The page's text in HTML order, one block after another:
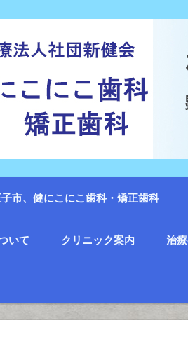
市、健にこにこ歯科・矯正歯科
いて クリニック案内 治